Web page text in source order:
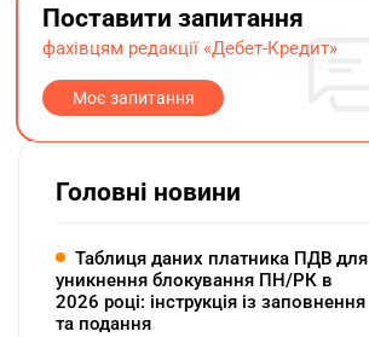
Поставити запитання
фахівцям редакції «Дебет-Кредит»
Моє запитання
Головні новини
Таблиця даних платника ПДВ для
уникнення блокування ПН/РК в
2026 році: інструкція із заповнення
та подання